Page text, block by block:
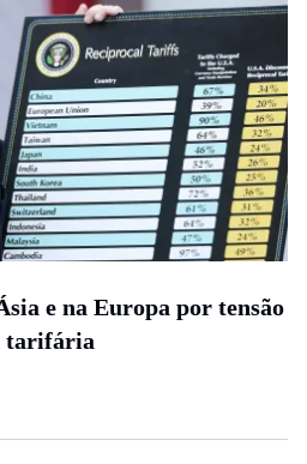
e na Europa por tensão
tarifária